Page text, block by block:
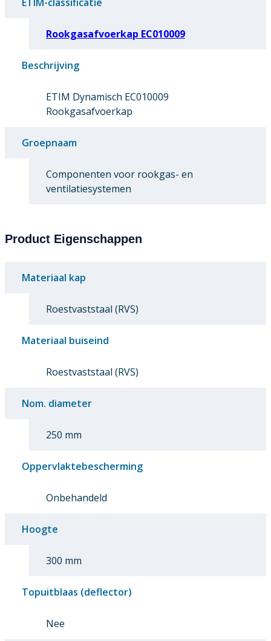
Rookgasafvoerkap EC010009
Beschrijving
ETIM Dynamisch EC010009
Rookgasafvoerkap
Groepnaam
Componenten voor rookgas- en
ventilatiesystemen
Product Eigenschappen
Materiaal kap
Roestvaststaal (RVS)
Materiaal buiseind
Roestvaststaal (RVS)
Nom. diameter
250 mm
Oppervlaktebescherming
Onbehandeld
Hoogte
300 mm
Topuitblaas (deflector)
Nee